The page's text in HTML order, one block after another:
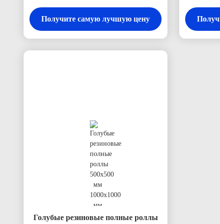
резиновые матовые ролики
Получите самую лучшую цену
Голубые резиновые полные роллы